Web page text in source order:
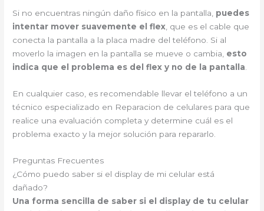
Si no encuentras ningún daño físico en la pantalla, puedes
intentar mover suavemente el flex, que es el cable que
conecta la pantalla a la placa madre del teléfono. Si al
moverlo la imagen en la pantalla se mueve o cambia, esto
indica que el problema es del flex y no de la pantalla.
En cualquier caso, es recomendable llevar el teléfono a un
técnico especializado en Reparacion de celulares para que
realice una evaluación completa y determine cuál es el
problema exacto y la mejor solución para repararlo.
Preguntas Frecuentes
¿Cómo puedo saber si el display de mi celular está
dañado?
Una forma sencilla de saber si el display de tu celular